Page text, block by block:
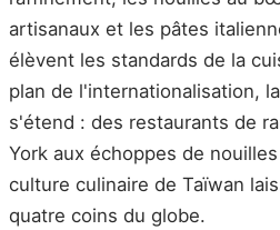
artisanaux et les pâtes
élèvent les standards de la
plan de l'internationalisation,
s'étend : des restaurants de
York aux échoppes de
culture culinaire de Taïwan
quatre coins du globe.